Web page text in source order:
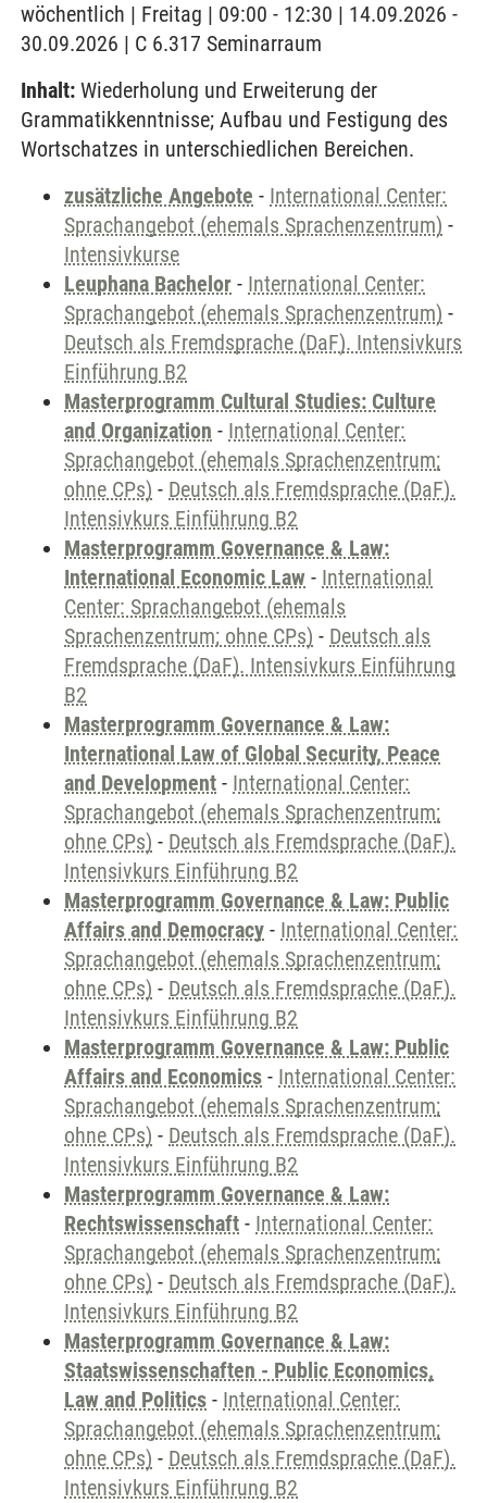
wöchentlich | Freitag | 09:00 - 12:30 | 14.09.2026 -
30.09.2026 | C 6.317 Seminarraum
Inhalt: Wiederholung und Erweiterung der
Grammatikkenntnisse; Aufbau und Festigung des
Wortschatzes in unterschiedlichen Bereichen.
zusätzliche Angebote - International Center:
Sprachangebot (ehemals Sprachenzentrum) -
Intensivkurse
Leuphana Bachelor - International Center:
Sprachangebot (ehemals Sprachenzentrum) -
Deutsch als Fremdsprache (DaF). Intensivkurs
Einführung B2
Masterprogramm Cultural Studies: Culture
and Organization - International Center:
Sprachangebot (ehemals Sprachenzentrum;
ohne CPs) - Deutsch als Fremdsprache (DaF).
Intensivkurs Einführung B2
Masterprogramm Governance & Law:
International Economic Law - International
Center: Sprachangebot (ehemals
Sprachenzentrum; ohne CPs) - Deutsch als
Fremdsprache (DaF). Intensivkurs Einführung
B2
Masterprogramm Governance & Law:
International Law of Global Security, Peace
and Development - International Center:
Sprachangebot (ehemals Sprachenzentrum;
ohne CPs) - Deutsch als Fremdsprache (DaF).
Intensivkurs Einführung B2
Masterprogramm Governance & Law: Public
Affairs and Democracy - International Center:
Sprachangebot (ehemals Sprachenzentrum;
ohne CPs) - Deutsch als Fremdsprache (DaF).
Intensivkurs Einführung B2
Masterprogramm Governance & Law: Public
Affairs and Economics - International Center:
Sprachangebot (ehemals Sprachenzentrum;
ohne CPs) - Deutsch als Fremdsprache (DaF).
Intensivkurs Einführung B2
Masterprogramm Governance & Law:
Rechtswissenschaft - International Center:
Sprachangebot (ehemals Sprachenzentrum;
ohne CPs) - Deutsch als Fremdsprache (DaF).
Intensivkurs Einführung B2
Masterprogramm Governance & Law:
Staatswissenschaften - Public Economics,
Law and Politics - International Center:
Sprachangebot (ehemals Sprachenzentrum;
ohne CPs) - Deutsch als Fremdsprache (DaF).
Intensivkurs Einführung B2